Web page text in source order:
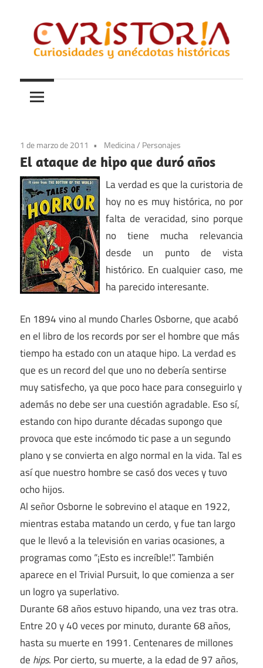
contenido
Curistoria
y
anécdotas
historia
1 de marzo de 2011 Medicina/ Personajes
El ataque de hipo que duró años
La verdad es que la curistoria de
hoy no es muy histórica, no por
falta de veracidad, sino porque
no tiene mucha relevancia
desde un punto de vista
histórico. En cualquier caso, me
ha parecido interesante.
En 1894 vino al mundo Charles Osborne, que acabó
en el libro de los records por ser el hombre que más
tiempo ha estado con un ataque hipo. La verdad es
que es un record del que uno no debería sentirse
muy satisfecho, ya que poco hace para conseguirlo y
además no debe ser una cuestión agradable. Eso sí,
estando con hipo durante décadas supongo que
provoca que este incómodo tic pase a un segundo
plano y se convierta en algo normal en la vida. Tal es
así que nuestro hombre se casó dos veces y tuvo
ocho hijos.
Al señor Osborne le sobrevino el ataque en 1922,
mientras estaba matando un cerdo, y fue tan largo
que le llevó a la televisión en varias ocasiones, a
programas como “¡Esto es increíble!”. También
aparece en el Trivial Pursuit, lo que comienza a ser
un logro ya superlativo.
Durante 68 años estuvo hipando, una vez tras otra.
Entre 20 y 40 veces por minuto, durante 68 años,
hasta su muerte en 1991. Centenares de millones
de hips. Por cierto, su muerte, a la edad de 97 años,